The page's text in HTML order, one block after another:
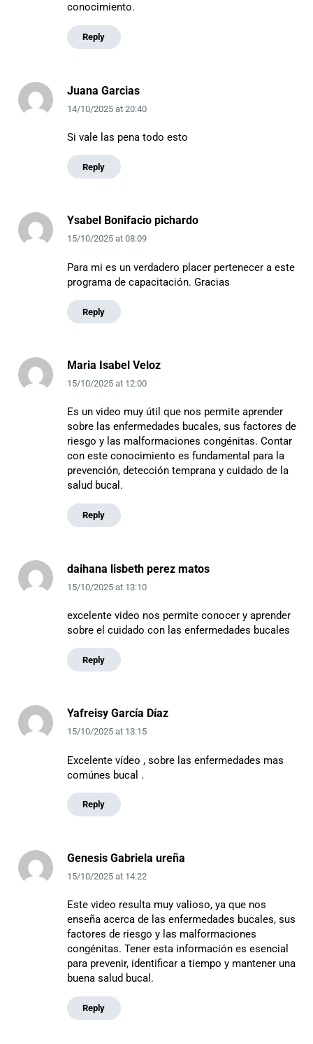
conocimiento.
Reply
Juana Garcias
14/10/2025at 20:40
Si vale las pena todo esto
Reply
Ysabel Bonifacio pichardo
15/10/2025at 08:09
Para mi es un verdadero placer pertenecer a este
programa de capacitación. Gracias
Reply
Maria Isabel Veloz
15/10/2025at 12:00
Es un video muy útil que nos permite aprender
sobre las enfermedades bucales, sus factores de
riesgo y las malformaciones congénitas. Contar
con este conocimiento es fundamental para la
prevención, detección temprana y cuidado de la
salud bucal.
Reply
daihana lisbeth perez matos
15/10/2025at 13:10
excelente video nos permite conocer y aprender
sobre el cuidado con las enfermedades bucales
Reply
Yafreisy García Díaz
15/10/2025at 13:15
Excelente vídeo , sobre las enfermedades mas
comúnes bucal .
Reply
Genesis Gabriela ureña
15/10/2025at 14:22
Este video resulta muy valioso, ya que nos
enseña acerca de las enfermedades bucales, sus
factores de riesgo y las malformaciones
congénitas. Tener esta información es esencial
para prevenir, identificar a tiempo y mantener una
buena salud bucal.
Reply